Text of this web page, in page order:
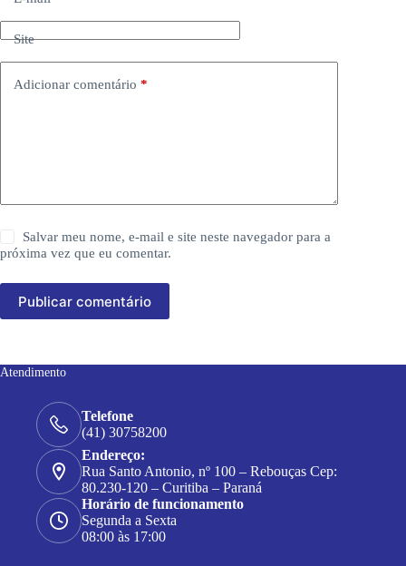
Site
Adicionar comentário *
Salvar meu nome, e-mail e site neste navegador para a
próxima vez que eu comentar.
Publicar comentário
Atendimento
Telefone
(41) 30758200
Endereço:
Rua Santo Antonio, nº 100 – Rebouças Cep:
80.230-120 – Curitiba – Paraná
Horário de funcionamento
Segunda a Sexta
08:00 às 17:00